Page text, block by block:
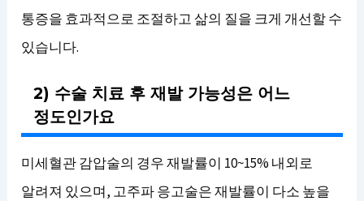
통증을 효과적으로 조절하고 삶의 질을 크게 개선할 수
있습니다.
2) 수술 치료 후 재발 가능성은 어느
정도인가요
미세혈관 감압술의 경우 재발률이 10~15% 내외로
알려져 있으며, 고주파 응고술은 재발률이 다소 높을